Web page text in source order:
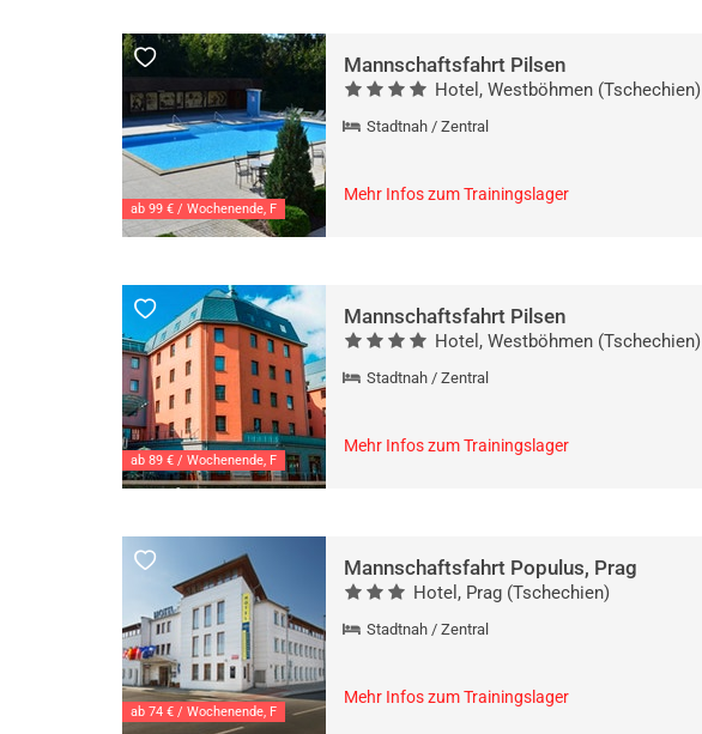
ab 99 € / Wochenende, F
Mannschaftsfahrt Pilsen
Hotel, Westböhmen (Tschechien)
Stadtnah / Zentral
Mehr Infos zum Trainingslager
ab 89 € / Wochenende, F
Mannschaftsfahrt Pilsen
Hotel, Westböhmen (Tschechien)
Stadtnah / Zentral
Mehr Infos zum Trainingslager
ab 74 € / Wochenende, F
Mannschaftsfahrt Populus, Prag
Hotel, Prag (Tschechien)
Stadtnah / Zentral
Mehr Infos zum Trainingslager